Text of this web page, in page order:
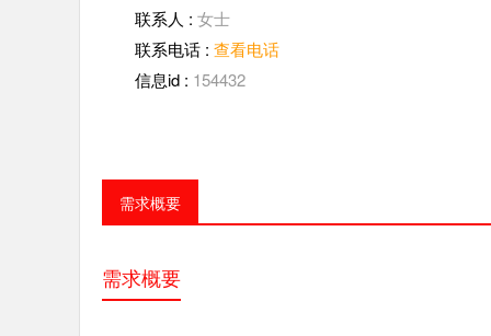
联系人 : 女士
联系电话 : 查看电话
信息id : 154432
需求概要
需求概要